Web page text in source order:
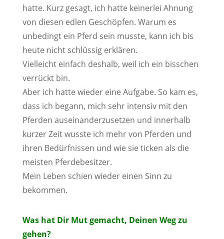
hatte. Kurz gesagt, ich hatte keinerlei Ahnung
von diesen edlen Geschöpfen. Warum es
unbedingt ein Pferd sein musste, kann ich bis
heute nicht schlüssig erklären.
Vielleicht einfach deshalb, weil ich ein bisschen
verrückt bin.
Aber ich hatte wieder eine Aufgabe. So kam es,
dass ich begann, mich sehr intensiv mit den
Pferden auseinanderzusetzen und innerhalb
kurzer Zeit wusste ich mehr von Pferden und
ihren Bedürfnissen und wie sie ticken als die
meisten Pferdebesitzer.
Mein Leben schien wieder einen Sinn zu
bekommen.
Was hat Dir Mut gemacht, Deinen Weg zu
gehen?